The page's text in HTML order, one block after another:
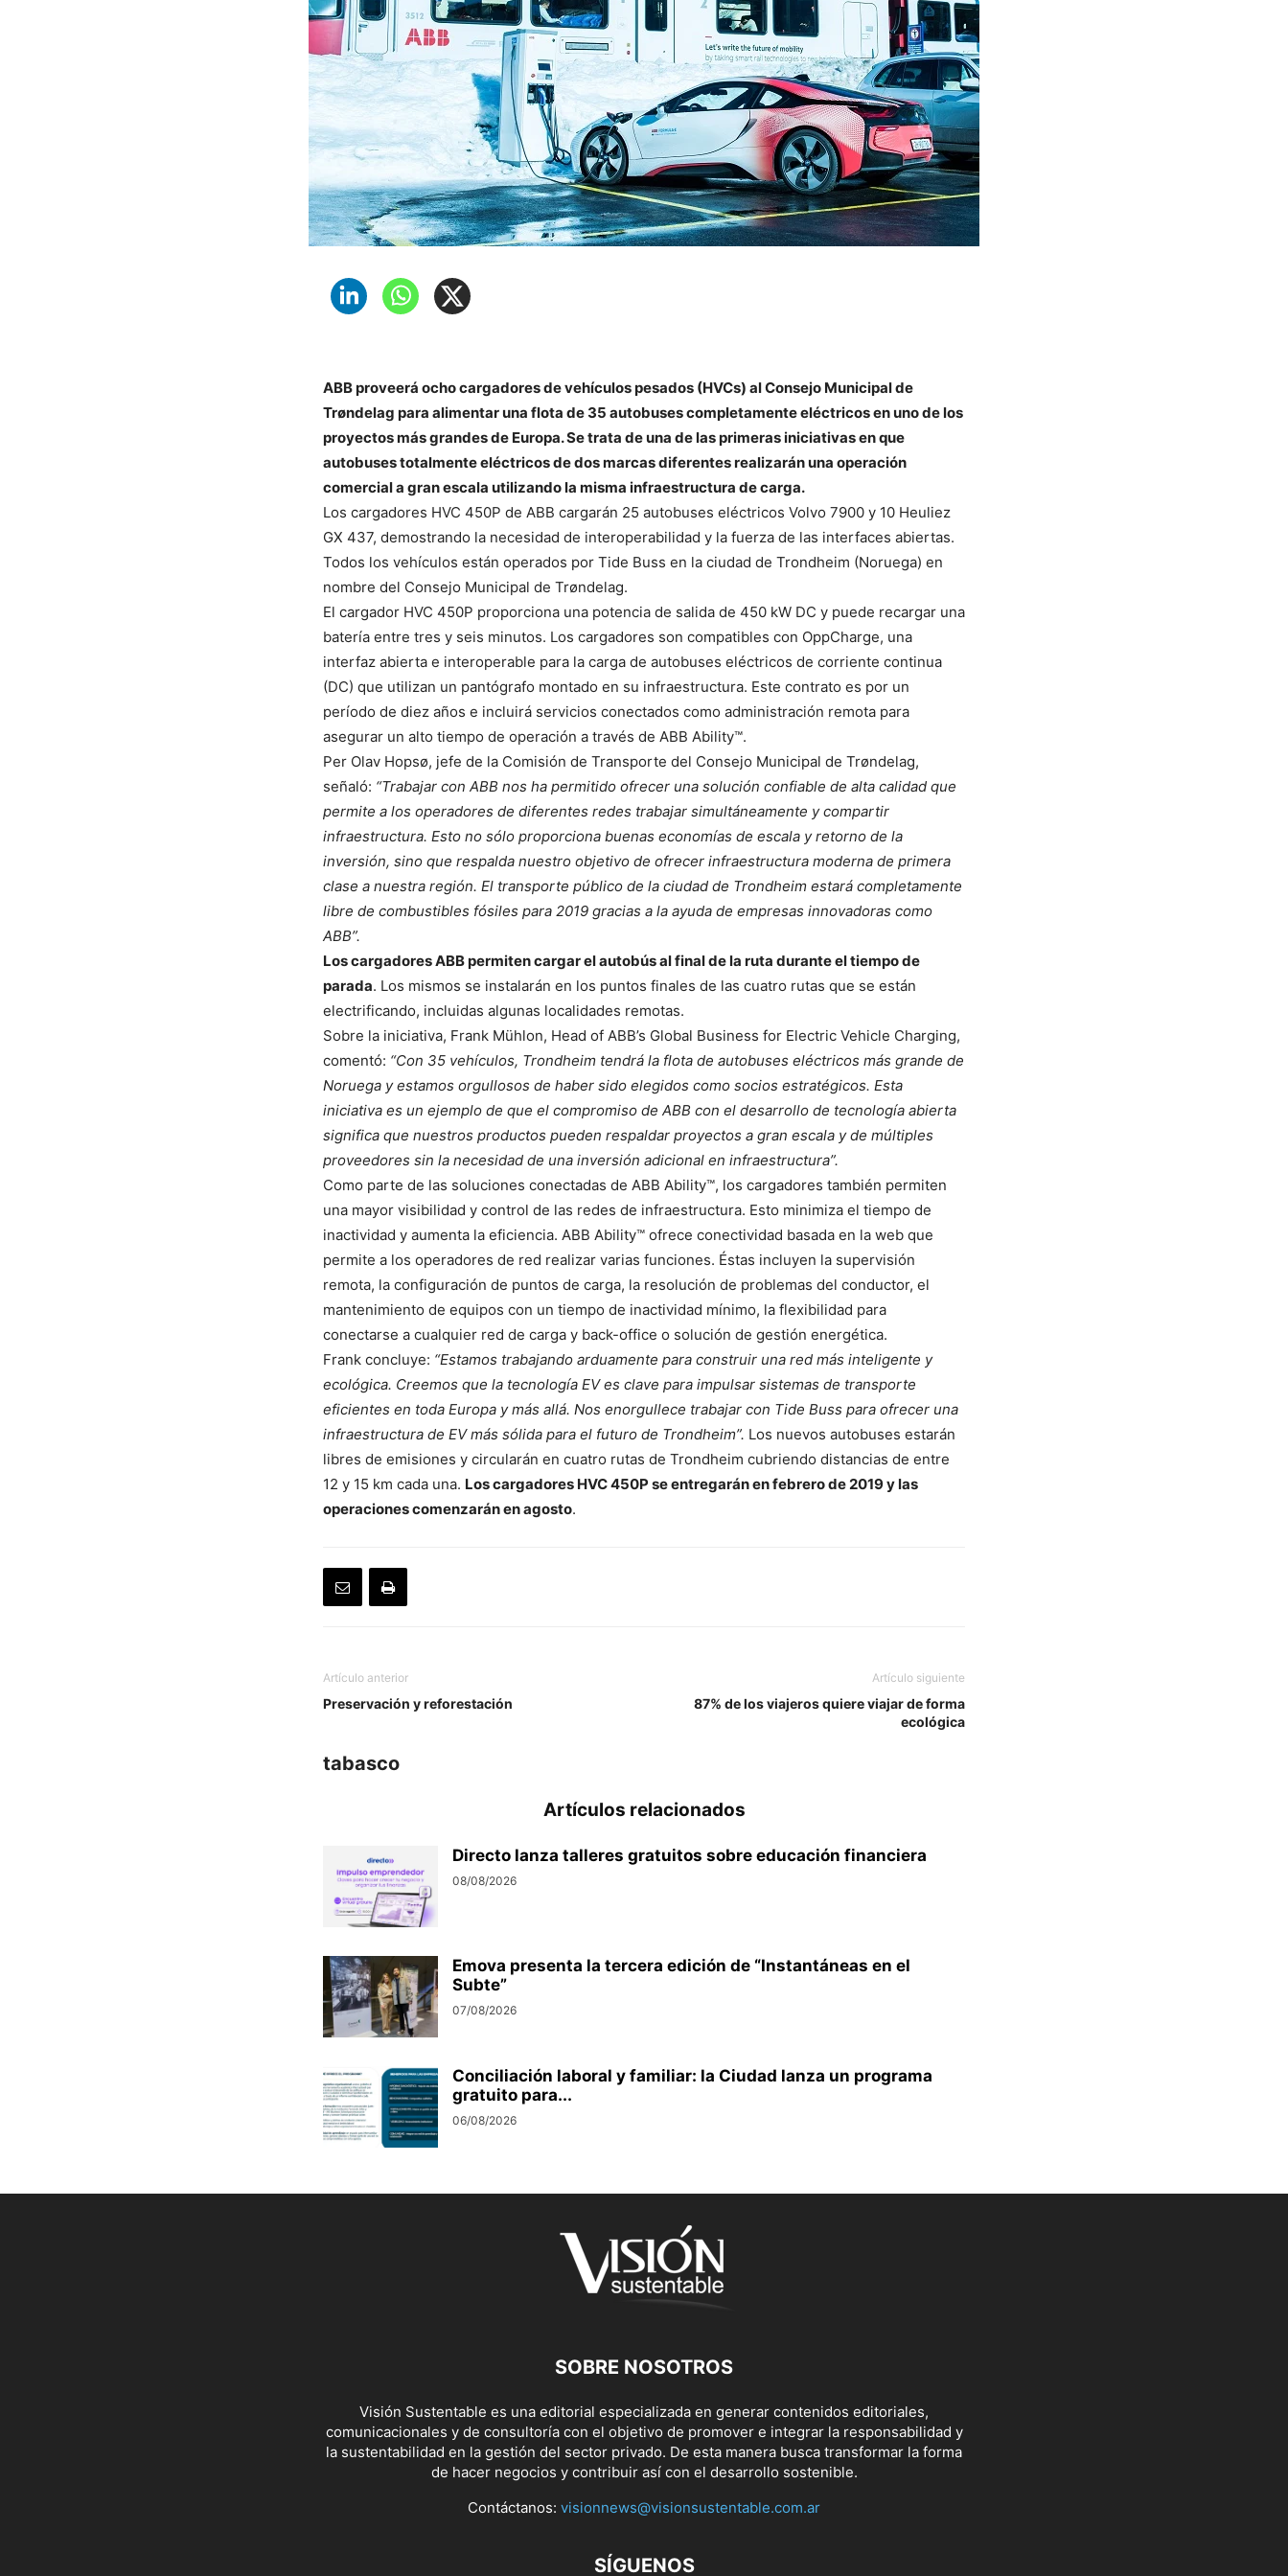
ABB proveerá ocho cargadores de vehículos pesados (HVCs) al Consejo Municipal de
Trøndelag para alimentar una flota de 35 autobuses completamente eléctricos en uno de los
proyectos más grandes de Europa. Se trata de una de las primeras iniciativas en que
autobuses totalmente eléctricos de dos marcas diferentes realizarán una operación
comercial a gran escala utilizando la misma infraestructura de carga.
Los cargadores HVC 450P de ABB cargarán 25 autobuses eléctricos Volvo 7900 y 10 Heuliez
GX 437, demostrando la necesidad de interoperabilidad y la fuerza de las interfaces abiertas.
Todos los vehículos están operados por Tide Buss en la ciudad de Trondheim (Noruega) en
nombre del Consejo Municipal de Trøndelag.
El cargador HVC 450P proporciona una potencia de salida de 450 kW DC y puede recargar una
batería entre tres y seis minutos. Los cargadores son compatibles con OppCharge, una
interfaz abierta e interoperable para la carga de autobuses eléctricos de corriente continua
(DC) que utilizan un pantógrafo montado en su infraestructura. Este contrato es por un
período de diez años e incluirá servicios conectados como administración remota para
asegurar un alto tiempo de operación a través de ABB Ability™.
Per Olav Hopsø, jefe de la Comisión de Transporte del Consejo Municipal de Trøndelag,
señaló: “Trabajar con ABB nos ha permitido ofrecer una solución confiable de alta calidad que
permite a los operadores de diferentes redes trabajar simultáneamente y compartir
infraestructura. Esto no sólo proporciona buenas economías de escala y retorno de la
inversión, sino que respalda nuestro objetivo de ofrecer infraestructura moderna de primera
clase a nuestra región. El transporte público de la ciudad de Trondheim estará completamente
libre de combustibles fósiles para 2019 gracias a la ayuda de empresas innovadoras como
ABB”.
Los cargadores ABB permiten cargar el autobús al final de la ruta durante el tiempo de
parada. Los mismos se instalarán en los puntos finales de las cuatro rutas que se están
electrificando, incluidas algunas localidades remotas.
Sobre la iniciativa, Frank Mühlon, Head of ABB’s Global Business for Electric Vehicle Charging,
comentó: “Con 35 vehículos, Trondheim tendrá la flota de autobuses eléctricos más grande de
Noruega y estamos orgullosos de haber sido elegidos como socios estratégicos. Esta
iniciativa es un ejemplo de que el compromiso de ABB con el desarrollo de tecnología abierta
significa que nuestros productos pueden respaldar proyectos a gran escala y de múltiples
proveedores sin la necesidad de una inversión adicional en infraestructura”.
Como parte de las soluciones conectadas de ABB Ability™, los cargadores también permiten
una mayor visibilidad y control de las redes de infraestructura. Esto minimiza el tiempo de
inactividad y aumenta la eficiencia. ABB Ability™ ofrece conectividad basada en la web que
permite a los operadores de red realizar varias funciones. Éstas incluyen la supervisión
remota, la configuración de puntos de carga, la resolución de problemas del conductor, el
mantenimiento de equipos con un tiempo de inactividad mínimo, la flexibilidad para
conectarse a cualquier red de carga y back-office o solución de gestión energética.
Frank concluye: “Estamos trabajando arduamente para construir una red más inteligente y
ecológica. Creemos que la tecnología EV es clave para impulsar sistemas de transporte
eficientes en toda Europa y más allá. Nos enorgullece trabajar con Tide Buss para ofrecer una
infraestructura de EV más sólida para el futuro de Trondheim”. Los nuevos autobuses estarán
libres de emisiones y circularán en cuatro rutas de Trondheim cubriendo distancias de entre
12 y 15 km cada una. Los cargadores HVC 450P se entregarán en febrero de 2019 y las
operaciones comenzarán en agosto.
Artículo anterior
Preservación y reforestación
Artículo siguiente
87% de los viajeros quiere viajar de forma
ecológica
tabasco
Artículos relacionados
Directo lanza talleres gratuitos sobre educación financiera
08/08/2026
Emova presenta la tercera edición de “Instantáneas en el
Subte”
07/08/2026
Conciliación laboral y familiar: la Ciudad lanza un programa
gratuito para...
06/08/2026
SOBRE NOSOTROS
Visión Sustentable es una editorial especializada en generar contenidos editoriales,
comunicacionales y de consultoría con el objetivo de promover e integrar la responsabilidad y
la sustentabilidad en la gestión del sector privado. De esta manera busca transformar la forma
de hacer negocios y contribuir así con el desarrollo sostenible.
Contáctanos: visionnews@visionsustentable.com.ar
SÍGUENOS